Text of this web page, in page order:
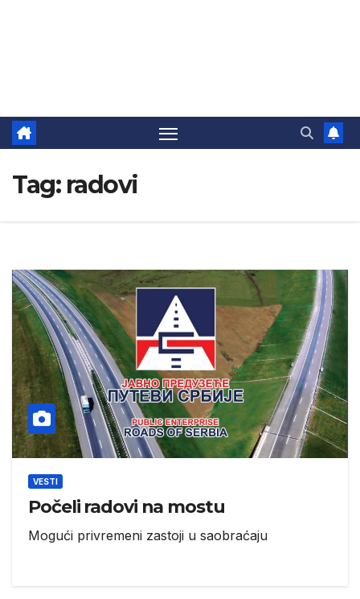
Tag: radovi
VESTI
Počeli radovi na mostu
Mogući privremeni zastoji u saobraćaju